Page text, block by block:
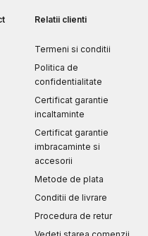
Relatii clienti
Termeni si conditii
Politica de
confidentialitate
Certificat garantie
incaltaminte
Certificat garantie
imbracaminte si
accesorii
Metode de plata
Conditii de livrare
Procedura de retur